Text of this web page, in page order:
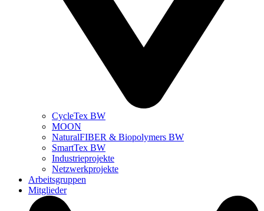
CycleTex BW
MOON
NaturalFIBER & Biopolymers BW
SmartTex BW
Industrieprojekte
Netzwerkprojekte
Arbeitsgruppen
Mitglieder